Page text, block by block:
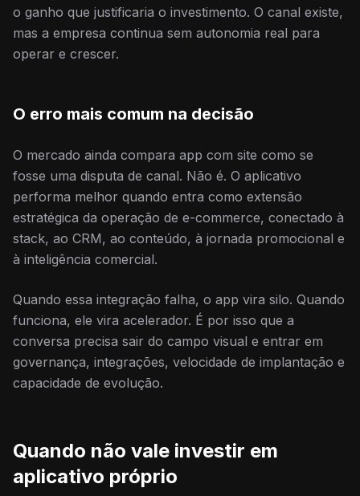
o ganho que justificaria o investimento. O canal existe,
mas a empresa continua sem autonomia real para
operar e crescer.
O erro mais comum na decisão
O mercado ainda compara app com site como se
fosse uma disputa de canal. Não é. O aplicativo
performa melhor quando entra como extensão
estratégica da operação de e-commerce, conectado à
stack, ao CRM, ao conteúdo, à jornada promocional e
à inteligência comercial.
Quando essa integração falha, o app vira silo. Quando
funciona, ele vira acelerador. É por isso que a
conversa precisa sair do campo visual e entrar em
governança, integrações, velocidade de implantação e
capacidade de evolução.
Quando não vale investir em
aplicativo próprio